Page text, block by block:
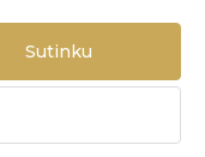
|
Sutinku